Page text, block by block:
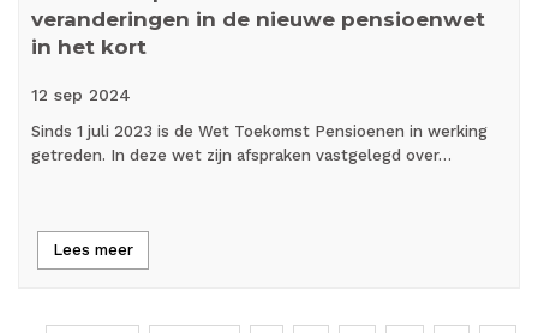
veranderingen in de nieuwe pensioenwet
in het kort
12 sep 2024
Sinds 1 juli 2023 is de Wet Toekomst Pensioenen in werking
getreden. In deze wet zijn afspraken vastgelegd over…
Lees meer